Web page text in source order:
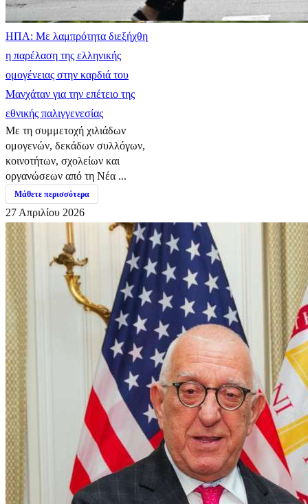
ΗΠΑ: Με λαμπρότητα διεξήχθη
η παρέλαση της ελληνικής
ομογένειας στην καρδιά του
Μανχάταν για την επέτειο της
εθνικής παλιγγενεσίας
Με τη συμμετοχή χιλιάδων
ομογενών, δεκάδων συλλόγων,
κοινοτήτων, σχολείων και
οργανώσεων από τη Νέα ...
Μάθετε περισσότερα
27 Απριλίου 2026